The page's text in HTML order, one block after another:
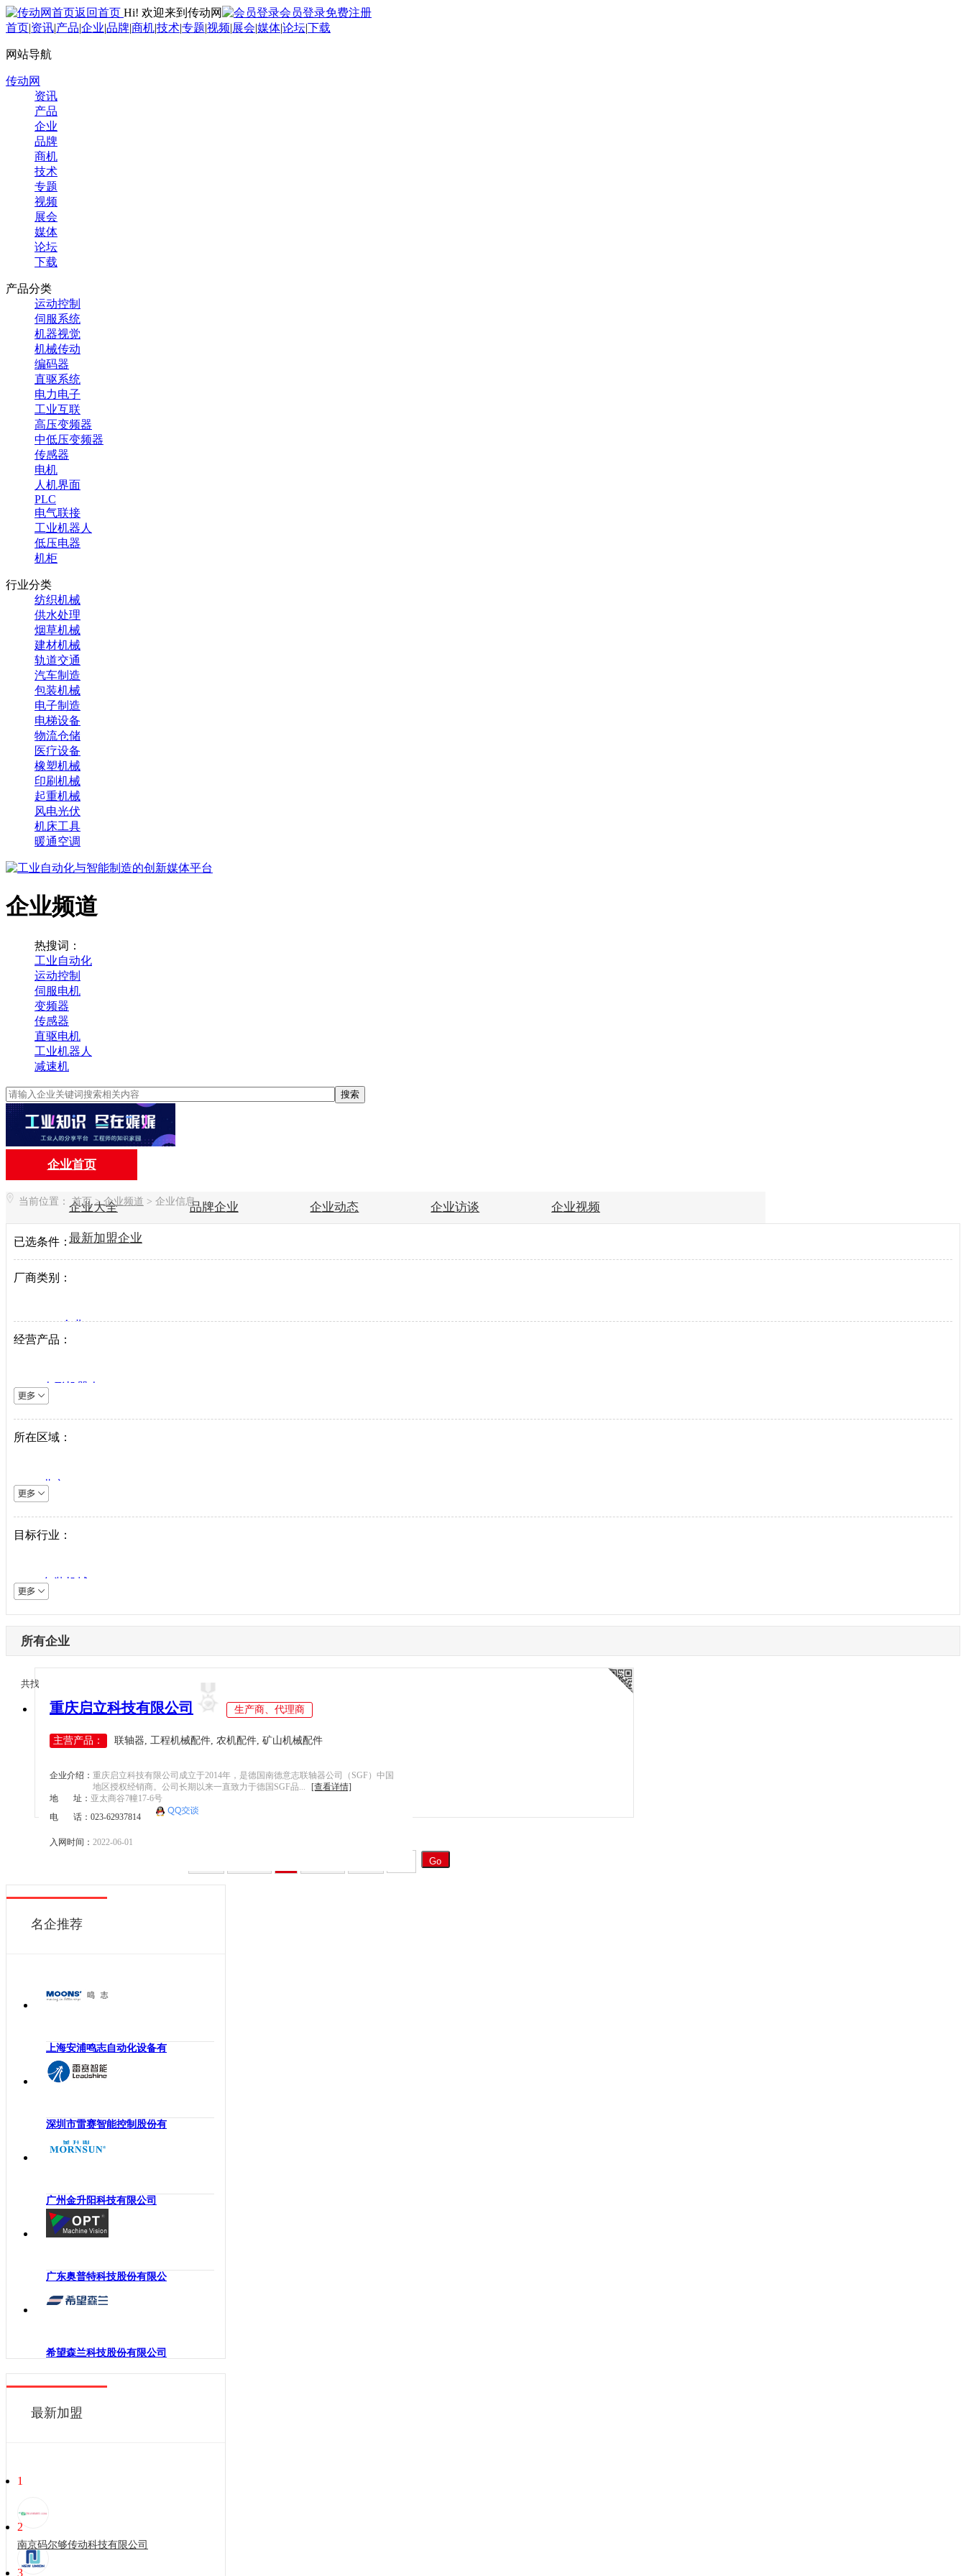
返回首页 Hi! 欢迎来到传动网 会员登录免费注册
首页|资讯|产品|企业|品牌|商机|技术|专题|视频|展会|媒体|论坛|下载
网站导航
传动网
资讯
产品
企业
品牌
商机
技术
专题
视频
展会
媒体
论坛
下载
产品分类
运动控制
伺服系统
机器视觉
机械传动
编码器
直驱系统
电力电子
工业互联
高压变频器
中低压变频器
传感器
电机
人机界面
PLC
电气联接
工业机器人
低压电器
机柜
行业分类
纺织机械
供水处理
烟草机械
建材机械
轨道交通
汽车制造
包装机械
电子制造
电梯设备
物流仓储
医疗设备
橡塑机械
印刷机械
起重机械
风电光伏
机床工具
暖通空调
企业频道
热搜词：
工业自动化
运动控制
伺服电机
变频器
传感器
直驱电机
工业机器人
减速机
搜索
企业首页
企业大全 品牌企业 企业动态 企业访谈 企业视频
最新加盟企业
当前位置： 首页 > 企业频道 > 企业信息
已选条件：
厂商类别：
VIP企业
生产商
系统集成商
经营产品：
人形机器人
逆变器
机床设备
直驱驱动器
工业机器人
伺服电机
中低压变频器
工业以太网
激光设备
其他机械设备
机器视觉
伺服驱动器
直驱电机
电气连接
编码器
反馈系统
传感器
工控机
工业交换机
机械传动
机柜
执行机构
人机界面
电力电子
工业电机
工业软件
所在区域：
北京
上海
天津
山西
内蒙古
辽宁
吉林
江苏
安徽
广东
广西
云南
陕西
甘肃
新疆
香港
台湾
目标行业：
包装机械
采矿机械
电子制造
纺织机械
供水处理
机床工具
建材机械
起重机械
汽车制造
橡塑机械
风电光伏
医疗设备
物流仓储
所有企业
共找到
重庆启立科技有限公司 生产商、代理商
主营产品： 联轴器, 工程机械配件, 农机配件, 矿山机械配件
企业介绍： 重庆启立科技有限公司成立于2014年，是德国南德意志联轴器公司（SGF）中国
地区授权经销商。公司长期以来一直致力于德国SGF品...
[查看详情]
地 址： 亚太商谷7幢17-6号
电 话：023-62937814
入网时间： 2022-06-01
名企推荐
上海安浦鸣志自动化设备有
深圳市雷赛智能控制股份有
广州金升阳科技有限公司
广东奥普特科技股份有限公
希望森兰科技股份有限公司
最新加盟
1
南京码尔够传动科技有限公司
2
3